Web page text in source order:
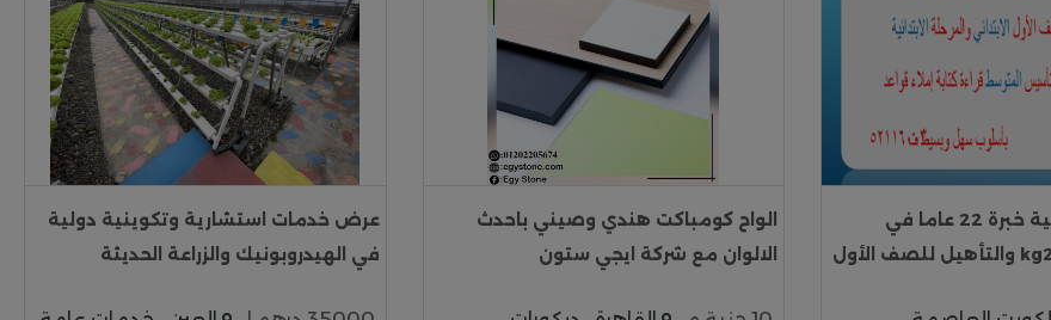
مدرسة لغة عربية خبرة 22 عاما في
تأسيس kg1 و kg2 والتأهيل للصف الأول
الواح كومباكت هندي وصيني باحدث
الالوان مع شركة ايجي ستون
عرض خدمات استشارية وتكوينية دولية
في الهيدروبونيك والزراعة الحديثة